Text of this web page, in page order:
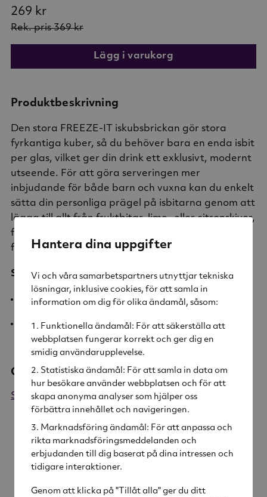
Hantera dina uppgifter
Vi och våra samarbetspartners utnyttjar tekniska
lösningar, inklusive cookies, för att samla in
information om dig för olika ändamål, såsom:
Funktionella ändamål: För att säkerställa att
webbplatsen fungerar korrekt och ger dig en
smidig användarupplevelse.
Statistiska ändamål: För att samla in data om
hur besökare använder webbplatsen och för att
skapa anonyma analyser som hjälper oss
förbättra innehållet och navigeringen.
Marknadsföring ändamål: För att anpassa och
rikta marknadsföringsmeddelanden och
erbjudanden till dig baserat på dina intressen och
tidigare interaktioner.
Genom att klicka på "Tillåt alla" ger du ditt
269 kr
Rek. pris 369 kr
Lägg i varukorg
Produktbeskrivning
Den stora FREEZE-IT iskubsbrickan gör stora
fyrkantiga kuber, så du behöver bara en enda isbit
per glas, vilket ger din drink ett exklusivt, modernt
utseende. För att göra serveringen mer
inbjudande för både barn och vuxna kan du enkelt
sätta din personliga prägel på isbitarna genom att
lägga till allt från fruktbitar, lime- eller citronskivor,
färska örter och ätbara blommor till naturlig
fruktfärg.
Specifikationer:
Mått: 19x5 cm.
Färg: Ljusblå.
Om Rig-tig
Se alla produkter från Rig-tig